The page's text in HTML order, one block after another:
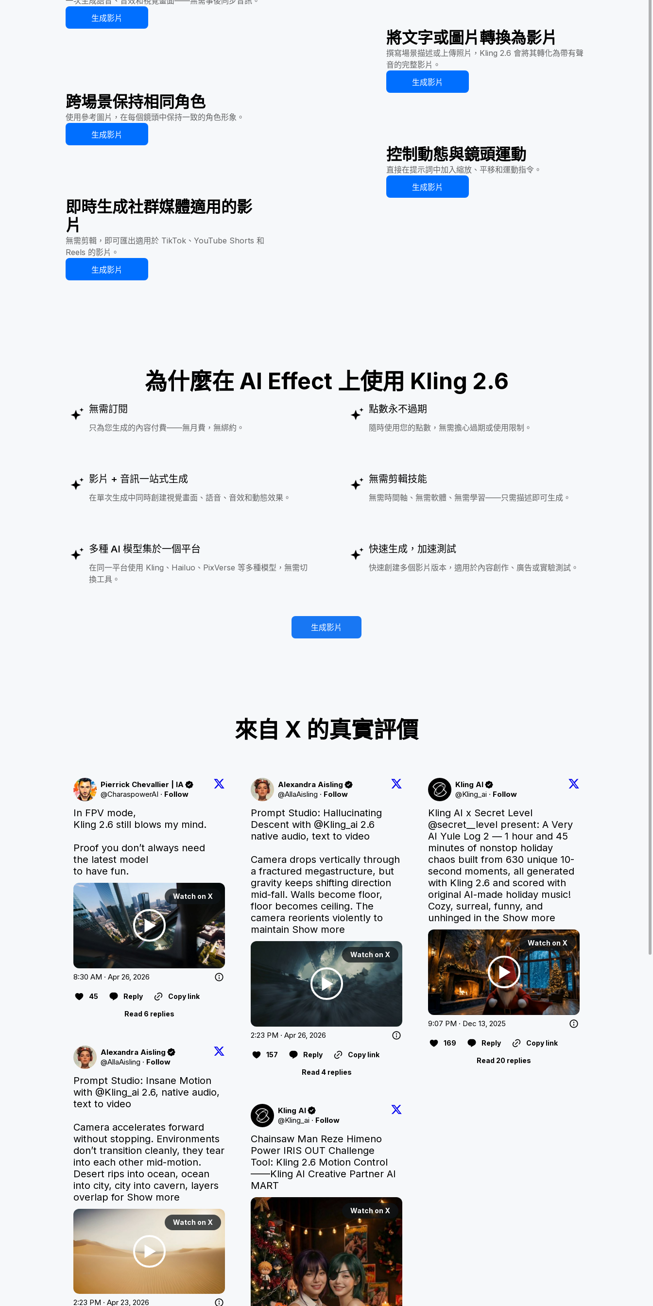
生成影片
將文字或圖片轉換為影片
撰寫場景描述或上傳照片，Kling 2.6 會將其轉化為帶有聲
音的完整影片。
生成影片
跨場景保持相同角色
使用參考圖片，在每個鏡頭中保持一致的角色形象。
生成影片
控制動態與鏡頭運動
直接在提示詞中加入縮放、平移和運動指令。
生成影片
即時生成社群媒體適用的影
片
無需剪輯，即可匯出適用於 TikTok、YouTube Shorts 和
Reels 的影片。
生成影片
為什麼在 AI Effect 上使用 Kling 2.6
無需訂閱
只為您生成的內容付費——無月費，無綁約。
點數永不過期
隨時使用您的點數，無需擔心過期或使用限制。
影片 + 音訊一站式生成
在單次生成中同時創建視覺畫面、語音、音效和動態效果。
無需剪輯技能
無需時間軸、無需軟體、無需學習——只需描述即可生成。
多種 AI 模型集於一個平台
在同一平台使用 Kling、Hailuo、PixVerse 等多種模型，無需切
換工具。
快速生成，加速測試
快速創建多個影片版本，適用於內容創作、廣告或實驗測試。
生成影片
來自 X 的真實評價
Pierrick Chevallier | IA
@CharaspowerAI · Follow
In FPV mode,
Kling 2.6 still blows my mind.
Proof you don’t always need
the latest model
to have fun.
Watch on X
8:30 AM · Apr 26, 2026
45 Reply Copy link
Read 6 replies
Alexandra Aisling
@AllaAisling · Follow
Prompt Studio: Insane Motion
with @Kling_ai 2.6, native audio,
text to video
Camera accelerates forward
without stopping. Environments
don’t transition cleanly, they tear
into each other mid-motion.
Desert rips into ocean, ocean
into city, city into cavern, layers
overlap for Show more
Watch on X
2:23 PM · Apr 23, 2026
Alexandra Aisling
@AllaAisling · Follow
Prompt Studio: Hallucinating
Descent with @Kling_ai 2.6
native audio, text to video
Camera drops vertically through
a fractured megastructure, but
gravity keeps shifting direction
mid-fall. Walls become floor,
floor becomes ceiling. The
camera reorients violently to
maintain Show more
Watch on X
2:23 PM · Apr 26, 2026
157 Reply Copy link
Read 4 replies
Kling AI
@Kling_ai · Follow
Chainsaw Man Reze Himeno
Power IRIS OUT Challenge
Tool: Kling 2.6 Motion Control
——Kling AI Creative Partner AI
MART
Watch on X
Kling AI
@Kling_ai · Follow
@secret__level present: A Very
AI Yule Log 2 — 1 hour and 45
minutes of nonstop holiday
chaos built from 630 unique 10-
second moments, all generated
with Kling 2.6 and scored with
original AI-made holiday music!
Cozy, surreal, funny, and
unhinged in the Show more
Watch on X
9:07 PM · Dec 13, 2025
169 Reply Copy link
Read 20 replies